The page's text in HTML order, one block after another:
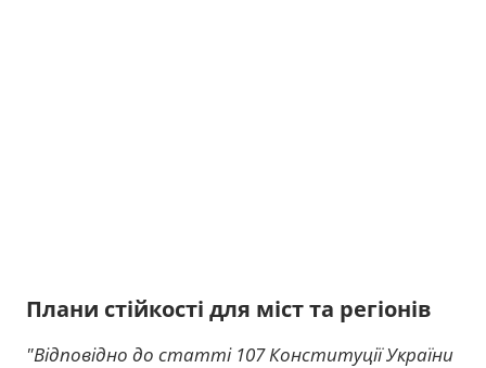
Плани стійкості для міст та регіонів
"Відповідно до статті 107 Конституції України